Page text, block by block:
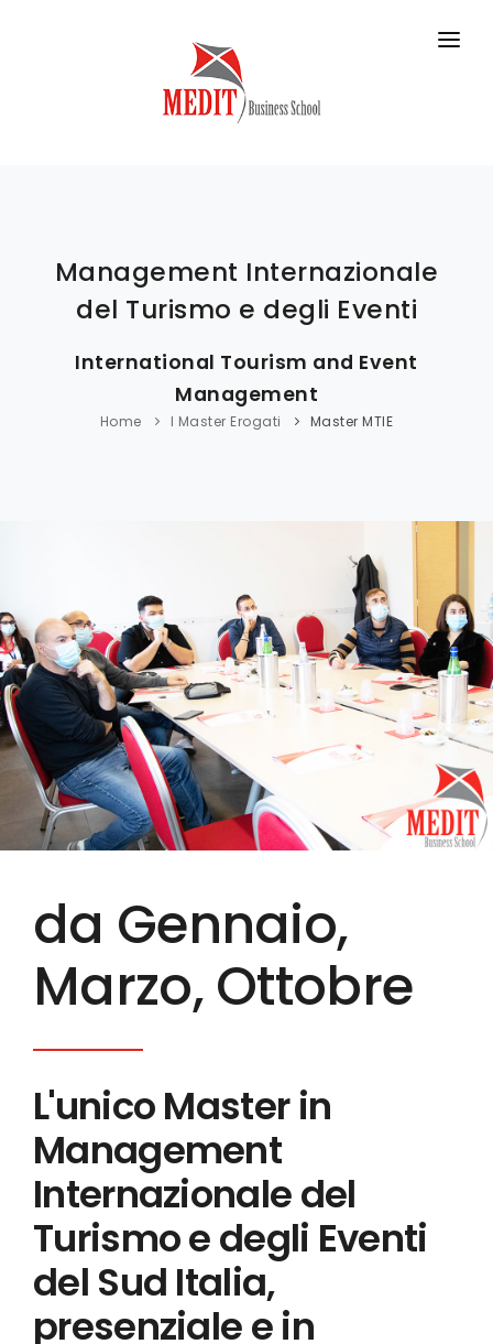
Management Internazionale
del Turismo e degli Eventi
International Tourism and Event
Management
Home I Master Erogati Master MTIE
da Gennaio,
Marzo, Ottobre
L'unico Master in
Management
Internazionale del
Turismo e degli Eventi
del Sud Italia,
presenziale e in